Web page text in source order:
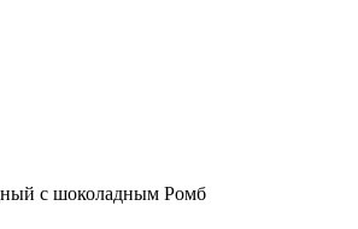
с шоколадным Ромб